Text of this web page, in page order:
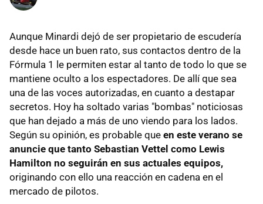
Aunque Minardi dejó de ser propietario de escudería
desde hace un buen rato, sus contactos dentro de la
Fórmula 1 le permiten estar al tanto de todo lo que se
mantiene oculto a los espectadores. De allí que sea
una de las voces autorizadas, en cuanto a destapar
secretos. Hoy ha soltado varias "bombas" noticiosas
que han dejado a más de uno viendo para los lados.
Según su opinión, es probable que en este verano se
anuncie que tanto Sebastian Vettel como Lewis
Hamilton no seguirán en sus actuales equipos,
originando con ello una reacción en cadena en el
mercado de pilotos.